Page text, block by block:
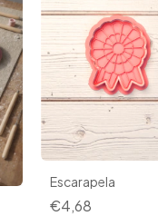
Escarapela
€4,68